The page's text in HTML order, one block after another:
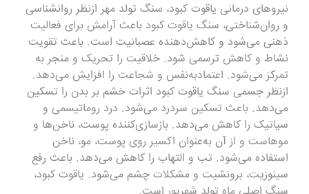
نیروهای درمانی یاقوت کبود، سنگ تولد مهر ازنظر روانشناسی
و روان‌شناختی، سنگ یاقوت کبود باعث آرامش برای فعالیت
ذهنی می‌شود و کاهش‌دهنده عصبانیت است. باعث تقویت
نشاط و کاهش ترسمی شود. خلاقیت را تحریک و منجر به
تمرکز می‌شود. اعتمادبه‌نفس و شجاعت را افزایش می‌دهد.
ازنظر جسمی سنگ یاقوت کبود اثرات خشم بر بدن را تسکین
می‌دهد. باعث تسکین سردرد می‌شود. درد روماتیسمی و
سیاتیک را کاهش می‌دهد. بازسازی‌کننده پوست، ناخن‌ها و
موهاست و از آن به‌عنوان اکسیر روی پوست، مو، ناخن
استفاده می‌شود. تب و التهاب را کاهش می‌دهد. باعث رفع
سینوزیت، برونشیت و مشکلات چشم می‌شود. یاقوت کبود،